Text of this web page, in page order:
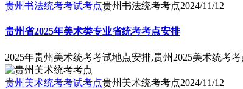
贵州书法统考考试考点贵州书法统考考点2024/11/12
贵州省2025年美术类专业省统考考点安排
2025年贵州美术统考考试地点安排,贵州2025美术统考
贵州美术统考考试考点贵州美术统考考点2024/11/12